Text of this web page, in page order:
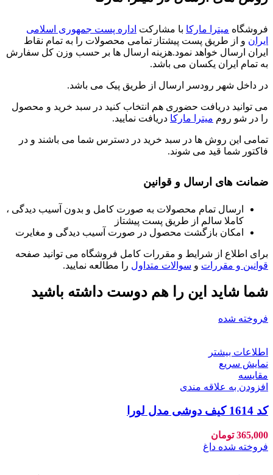
فروشگاه میترا مارکا با مشارکت اداره پست جمهوری اسلامی
ایران و از طریق پست پیشتاز تمامی محصولات را به تمام نقاط
ایران ارسال خواهد نمود.هزینه ارسال ها بر حسب وزن کل سفارش
به تمام ایران یکسان می باشد.
در داخل شهر رودسر ارسال از طریق پیک می باشد.
می توانید دریافت حضوری هم انتخاب کنید در سبد خرید و محصول
را در شو روم میترا مارکا دریافت نمایید.
تمامی این روش ها در سبد خرید در دسترس شما می باشند و در
فاکتور شما قید می شوند.
ضمانت های ارسال و قوانین
ارسال تمام محصولات به صورت کامل و بدون آسیب دیدگی ،
کاملا سالم از طریق پست پیشتاز
امکان بازگشت محصول در صورت آسیب دیدگی و مغایرت
برای اطلاع از شرایط و مقررات کامل فروشگاه می توانید صفحه
قوانین و مقررات و سوالات متداول را مطالعه نمایید.
شما شاید این را هم دوست داشته باشید
فروخته شده
اطلاعات بیشتر
نمایش سریع
مقايسه
افزودن به علاقه مندی
کد 1614 کیف دوشی مدل لورا
365,000 تومان
فروخته شده داغ